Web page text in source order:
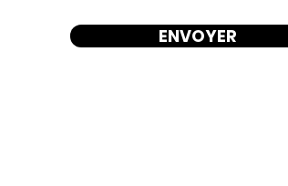
ENVOYER